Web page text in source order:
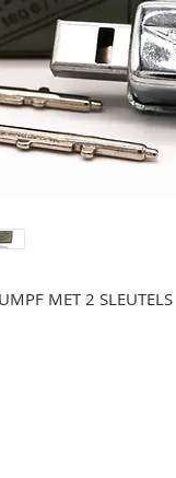
MET 2 SLEUTELS